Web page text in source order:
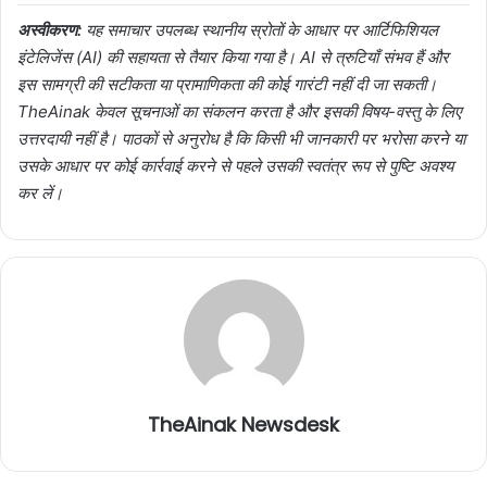
अस्वीकरण: यह समाचार उपलब्ध स्थानीय स्रोतों के आधार पर आर्टिफिशियल
इंटेलिजेंस (AI) की सहायता से तैयार किया गया है। AI से त्रुटियाँ संभव हैं और
इस सामग्री की सटीकता या प्रामाणिकता की कोई गारंटी नहीं दी जा सकती।
TheAinak केवल सूचनाओं का संकलन करता है और इसकी विषय-वस्तु के लिए
उत्तरदायी नहीं है। पाठकों से अनुरोध है कि किसी भी जानकारी पर भरोसा करने या
उसके आधार पर कोई कार्रवाई करने से पहले उसकी स्वतंत्र रूप से पुष्टि अवश्य
कर लें।
TheAinak Newsdesk